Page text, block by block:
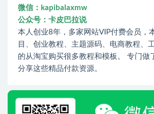
微信：kapibalaxmw
公众号：卡皮巴拉说
本人创业8年，多家网站VIP付费会员，
目、创业教程、主题源码、电商教程、
的从淘宝购买很多教程和模板。 专门做
分享这些精品付款资源。